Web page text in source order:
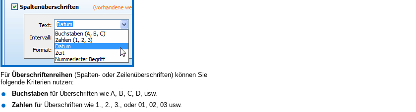
FürÜberschriftenreihen(Spalten- oder Zeilenüberschriften) können Sie
folgende Kriterien nutzen:
Buchstabenfür Überschriften wie A, B, C, D, usw.
Zahlenfür Überschriften wie 1., 2., 3., oder 01, 02, 03 usw.